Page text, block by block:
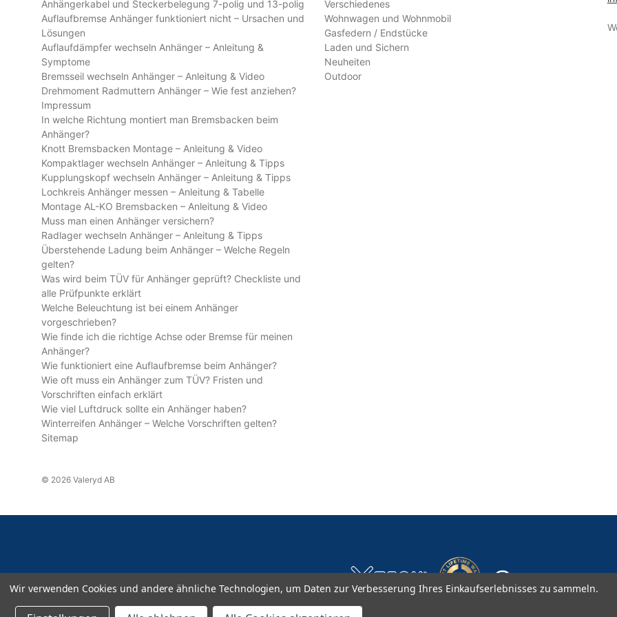
Anhängerkabel und Steckerbelegung 7-polig und 13-polig
Auflaufbremse Anhänger funktioniert nicht – Ursachen und
Lösungen
Auflaufdämpfer wechseln Anhänger – Anleitung &
Symptome
Bremsseil wechseln Anhänger – Anleitung & Video
Drehmoment Radmuttern Anhänger – Wie fest anziehen?
Impressum
In welche Richtung montiert man Bremsbacken beim
Anhänger?
Knott Bremsbacken Montage – Anleitung & Video
Kompaktlager wechseln Anhänger – Anleitung & Tipps
Kupplungskopf wechseln Anhänger – Anleitung & Tipps
Lochkreis Anhänger messen – Anleitung & Tabelle
Montage AL-KO Bremsbacken – Anleitung & Video
Muss man einen Anhänger versichern?
Radlager wechseln Anhänger – Anleitung & Tipps
Überstehende Ladung beim Anhänger – Welche Regeln
gelten?
Was wird beim TÜV für Anhänger geprüft? Checkliste und
alle Prüfpunkte erklärt
Welche Beleuchtung ist bei einem Anhänger
vorgeschrieben?
Wie finde ich die richtige Achse oder Bremse für meinen
Anhänger?
Wie funktioniert eine Auflaufbremse beim Anhänger?
Wie oft muss ein Anhänger zum TÜV? Fristen und
Vorschriften einfach erklärt
Wie viel Luftdruck sollte ein Anhänger haben?
Winterreifen Anhänger – Welche Vorschriften gelten?
Sitemap
Verschiedenes
Wohnwagen und Wohnmobil
Gasfedern / Endstücke
Laden und Sichern
Neuheiten
Outdoor
© 2026 Valeryd AB
Wir verwenden Cookies und andere ähnliche Technologien, um Daten zur Verbesserung Ihres Einkaufserlebnisses zu sammeln.